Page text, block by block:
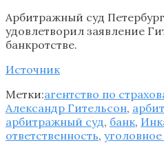
Арбитражный суд
удовлетворил заявление
банкротстве.
Источник
Метки:агентство по
Александр Гительсон,
арбитражный суд, банк,
ответственность,